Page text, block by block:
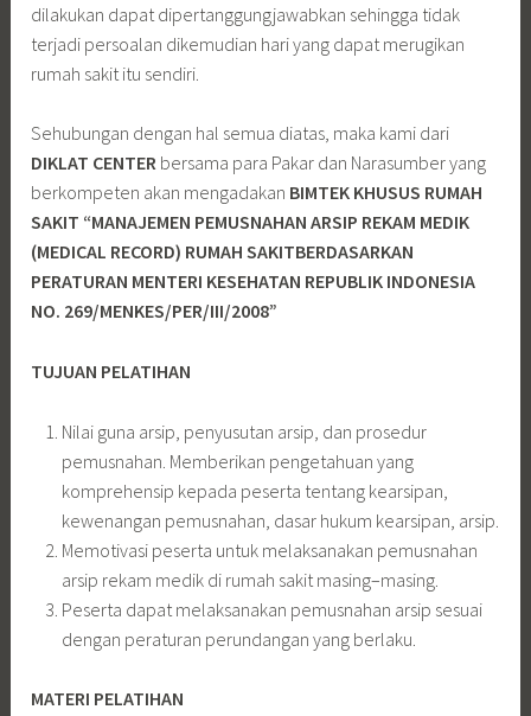
dilakukan dapat dipertanggungjawabkan sehingga tidak
terjadi persoalan dikemudian hari yang dapat merugikan
rumah sakit itu sendiri.
Sehubungan dengan hal semua diatas, maka kami dari
DIKLAT CENTER bersama para Pakar dan Narasumber yang
berkompeten akan mengadakan BIMTEK KHUSUS RUMAH
SAKIT “MANAJEMEN PEMUSNAHAN ARSIP REKAM MEDIK
(MEDICAL RECORD) RUMAH SAKITBERDASARKAN
PERATURAN MENTERI KESEHATAN REPUBLIK INDONESIA
NO. 269/MENKES/PER/III/2008”
TUJUAN PELATIHAN
Nilai guna arsip, penyusutan arsip, dan prosedur
pemusnahan. Memberikan pengetahuan yang
komprehensip kepada peserta tentang kearsipan,
kewenangan pemusnahan, dasar hukum kearsipan, arsip.
Memotivasi peserta untuk melaksanakan pemusnahan
arsip rekam medik di rumah sakit masing–masing.
Peserta dapat melaksanakan pemusnahan arsip sesuai
dengan peraturan perundangan yang berlaku.
MATERI PELATIHAN